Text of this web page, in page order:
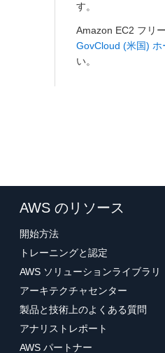
す。
Amazon EC2 フリ
GovCloud (米国) ホ
い。
AWS のリソース
開始方法
トレーニングと認定
AWS ソリューションライブラリ
アーキテクチャセンター
製品と技術上のよくある質問
アナリストレポート
AWS パートナー